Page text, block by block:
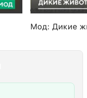
Мод: Дикие